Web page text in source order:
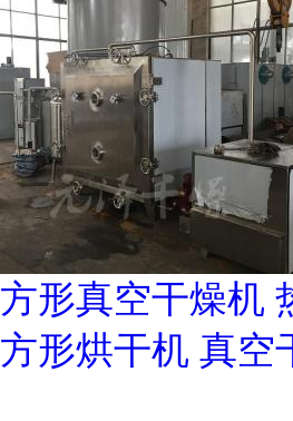
方形真空干燥机
方形烘干机 真空